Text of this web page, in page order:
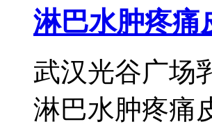
淋巴水肿疼痛
武汉光谷广场
淋巴水肿疼痛